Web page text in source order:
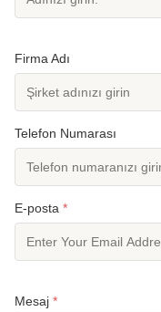
Firma Adı
Telefon Numarası
E-posta *
Mesaj *